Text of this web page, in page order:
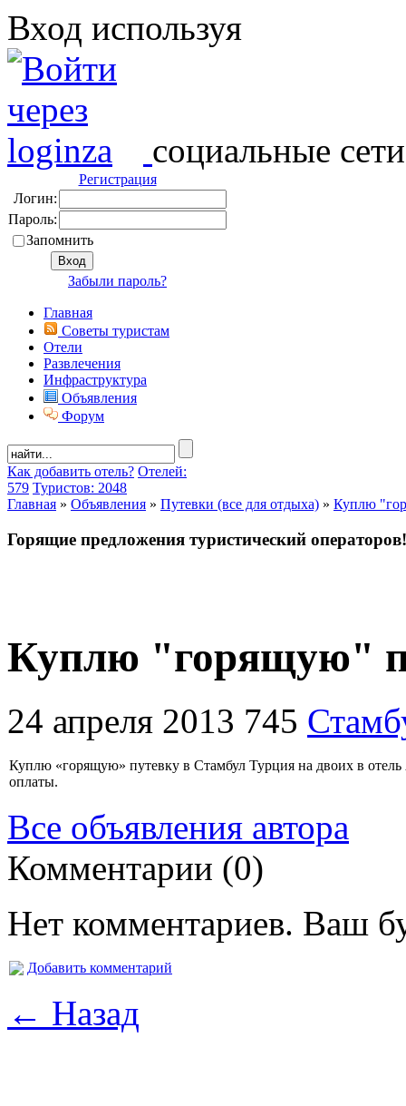
Вход используя
социальные сети
Регистрация
Логин:
Пароль:
Запомнить
Забыли пароль?
Главная
Советы туристам
Отели
Развлечения
Инфраструктура
Объявления
Форум
Как добавить отель? Отелей:
579 Туристов: 2048
Главная » Объявления » Путевки (все для отдыха) » Куплю
Горящие предложения туристический операторов!
Куплю "горящую"
24 апреля 2013 745
Куплю «горящую» путевку в Стамбул Турция на двоих в
оплаты.
Все объявления автора
Комментарии (0)
Нет комментариев. Ваш
Добавить комментарий
← Назад